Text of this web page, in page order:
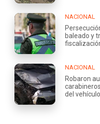
NACIONAL
baleado y
NACIONAL
Robaron
del